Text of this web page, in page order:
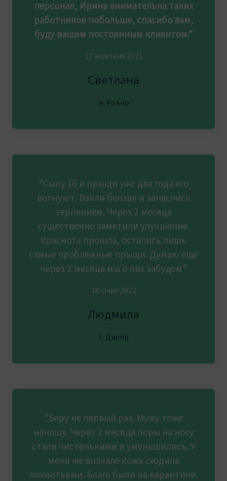
персонал, Ирина внимательна таких
работников побольше, спасибо вам,
буду вашим постоянным клиентом.”
17 жовтеня 2021
Светлана
м. Ровно
“Сыну 16 и прыщи уже два года его
волнуют. Взяли бензак и запаслись
терпением. Через 2 месяца
существенно заметили улучшение.
Краснота прошла, остались лишь
самые проблемные прыщи. Думаю еще
через 2 месяца мы о них забудем”
18 січня 2022
Людмила
г. Днепр
“Беру не первый раз. Мужу тоже
наношу. Через 2 месяца поры на носу
стали чистенькими и уменьшились. У
меня же вначале кожа сходила
лохмотьями. Благо были на карантине.